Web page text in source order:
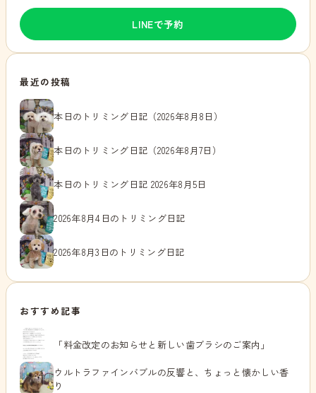
LINEで予約
最近の投稿
本日のトリミング日記（2026年8月8日）
本日のトリミング日記（2026年8月7日）
本日のトリミング日記 2026年8月5日
2026年8月4日のトリミング日記
2026年8月3日のトリミング日記
おすすめ記事
「料金改定のお知らせと新しい歯ブラシのご案内」
ウルトラファインバブルの反響と、ちょっと懐かしい香
り